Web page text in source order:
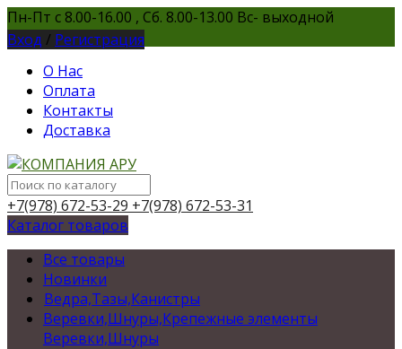
Пн-Пт с 8.00-16.00 , Сб. 8.00-13.00 Вс- выходной
Вход / Регистрация
О Нас
Оплата
Контакты
Доставка
+7(978) 672-53-29 +7(978) 672-53-31
Каталог товаров
Все товары
Новинки
Ведра,Тазы,Канистры
Веревки,Шнуры,Крепежные элементы
Веревки,Шнуры